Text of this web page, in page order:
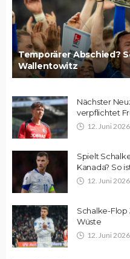
Temporärer Abschied?
Wallentowitz
Nächster
verpflichtet
12. Juni 2026
Spielt
Kanada? So
12. Juni 2026
Schalke-Flop
Wüste
12. Juni 2026